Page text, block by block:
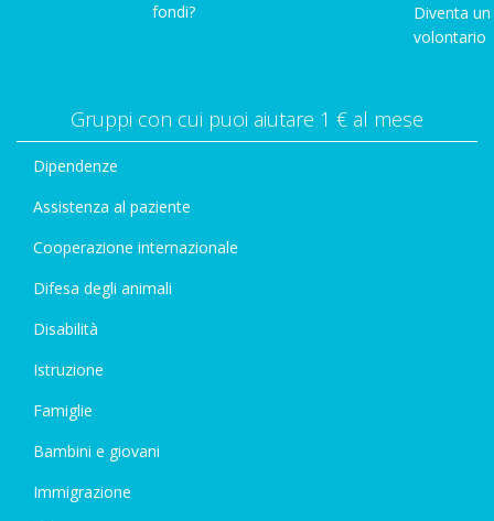
fondi?
Diventa un
volontario
Gruppi con cui puoi aiutare 1 € al mese
Dipendenze
Assistenza al paziente
Cooperazione internazionale
Difesa degli animali
Disabilità
Istruzione
Famiglie
Bambini e giovani
Immigrazione